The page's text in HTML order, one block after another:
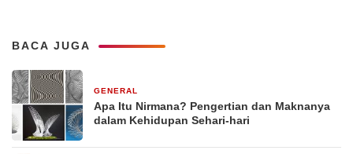
BACA JUGA
GENERAL
Apa Itu Nirmana? Pengertian dan Maknanya
dalam Kehidupan Sehari-hari